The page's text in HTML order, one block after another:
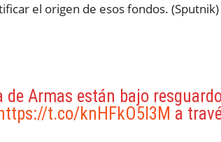
el origen de esos fondos. (Sputnik)
Armas están bajo
https://t.co/knHFkO5l3M a